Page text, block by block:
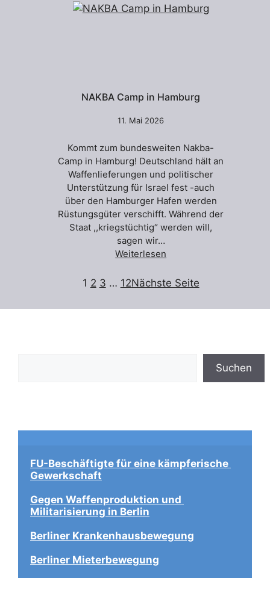
NAKBA Camp in Hamburg
11. Mai 2026
Kommt zum bundesweiten Nakba-
Camp in Hamburg! Deutschland hält an
Waffenlieferungen und politischer
Unterstützung für Israel fest -auch
über den Hamburger Hafen werden
Rüstungsgüter verschifft. Während der
Staat ,,kriegstüchtig“ werden will,
sagen wir…
Weiterlesen
1 2 3 … 12Nächste Seite
Suchen
FU-Beschäftigte für eine kämpferische
Gewerkschaft
Gegen Waffenproduktion und
Militarisierung in Berlin
Berliner Krankenhausbewegung
Berliner Mieterbewegung